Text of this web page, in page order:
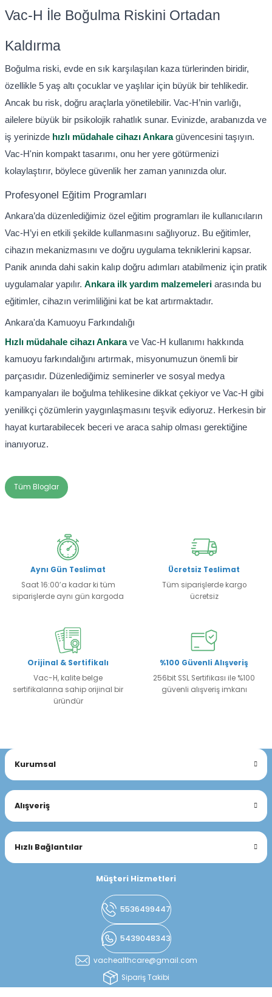
Vac-H İle Boğulma Riskini Ortadan
Kaldırma
Boğulma riski, evde en sık karşılaşılan kaza türlerinden biridir,
özellikle 5 yaş altı çocuklar ve yaşlılar için büyük bir tehlikedir.
Ancak bu risk, doğru araçlarla yönetilebilir. Vac-H’nin varlığı,
ailelere büyük bir psikolojik rahatlık sunar. Evinizde, arabanızda ve
iş yerinizde hızlı müdahale cihazı Ankaragüvencesini taşıyın.
Vac-H'nin kompakt tasarımı, onu her yere götürmenizi
kolaylaştırır, böylece güvenlik her zaman yanınızda olur.
Profesyonel Eğitim Programları
Ankara’da düzenlediğimiz özel eğitim programları ile kullanıcıların
Vac-H’yi en etkili şekilde kullanmasını sağlıyoruz. Bu eğitimler,
cihazın mekanizmasını ve doğru uygulama tekniklerini kapsar.
Panik anında dahi sakin kalıp doğru adımları atabilmeniz için pratik
uygulamalar yapılır. Ankara ilk yardım malzemeleri arasında bu
eğitimler, cihazın verimliliğini kat be kat artırmaktadır.
Ankara'da Kamuoyu Farkındalığı
Hızlı müdahale cihazı Ankarave Vac-H kullanımı hakkında
kamuoyu farkındalığını artırmak, misyonumuzun önemli bir
parçasıdır. Düzenlediğimiz seminerler ve sosyal medya
kampanyaları ile boğulma tehlikesine dikkat çekiyor ve Vac-H gibi
yenilikçi çözümlerin yaygınlaşmasını teşvik ediyoruz. Herkesin bir
hayat kurtarabilecek beceri ve araca sahip olması gerektiğine
inanıyoruz.
Tüm Bloglar
Aynı Gün Teslimat
Saat 16:00’a kadar ki tüm
siparişlerde aynı gün kargoda
Ücretsiz Teslimat
Tüm siparişlerde kargo
ücretsiz
Orijinal & Sertifikalı
Vac-H, kalite belge
sertifikalarına sahip orijinal bir
üründür
%100 Güvenli Alışveriş
256bit SSL Sertifikası ile %100
güvenli alışveriş imkanı
Kurumsal
Alışveriş
Hızlı Bağlantılar
Müşteri Hizmetleri
5536499447
5439048343
vachealthcare@gmail.com
Sipariş Takibi